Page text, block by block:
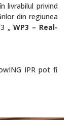
livrabilul privind
din regiunea
„WP3 – Real-
IPR pot fi